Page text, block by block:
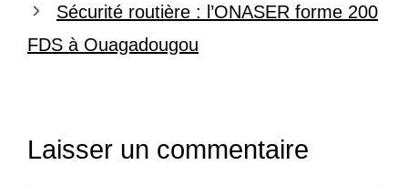
Sécurité routière : l’ONASER forme 200
FDS à Ouagadougou
Laisser un commentaire